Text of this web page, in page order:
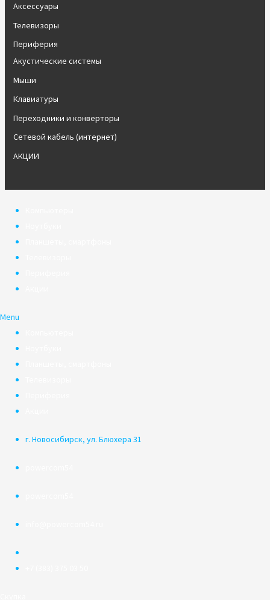
Аксессуары
Телевизоры
Периферия
Акустические системы
Мыши
Клавиатуры
Переходники и конверторы
Сетевой кабель (интернет)
АКЦИИ
Menu
г. Новосибирск, ул. Блюхера 31